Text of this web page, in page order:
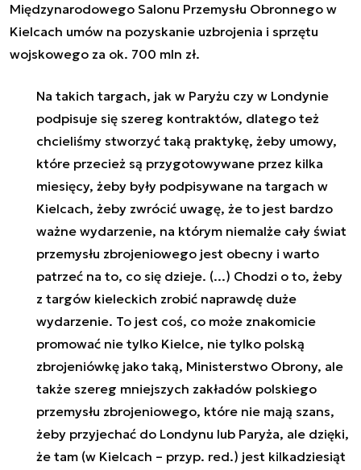
Międzynarodowego Salonu Przemysłu Obronnego w
Kielcach umów na pozyskanie uzbrojenia i sprzętu
wojskowego za ok. 700 mln zł.
Na takich targach, jak w Paryżu czy w Londynie
podpisuje się szereg kontraktów, dlatego też
chcieliśmy stworzyć taką praktykę, żeby umowy,
które przecież są przygotowywane przez kilka
miesięcy, żeby były podpisywane na targach w
Kielcach, żeby zwrócić uwagę, że to jest bardzo
ważne wydarzenie, na którym niemalże cały świat
przemysłu zbrojeniowego jest obecny i warto
patrzeć na to, co się dzieje. (...) Chodzi o to, żeby
z targów kieleckich zrobić naprawdę duże
wydarzenie. To jest coś, co może znakomicie
promować nie tylko Kielce, nie tylko polską
zbrojeniówkę jako taką, Ministerstwo Obrony, ale
także szereg mniejszych zakładów polskiego
przemysłu zbrojeniowego, które nie mają szans,
żeby przyjechać do Londynu lub Paryża, ale dzięki,
że tam (w Kielcach – przyp. red.) jest kilkadziesiąt